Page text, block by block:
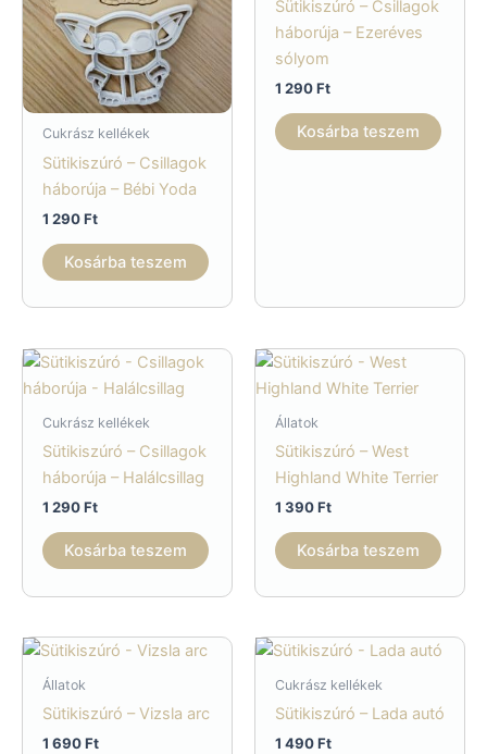
Cukrász kellékek
Sütikiszúró – Csillagok
háborúja – Bébi Yoda
1 290Ft
Kosárba teszem
Sütikiszúró – Csillagok
háborúja – Ezeréves
sólyom
1 290Ft
Kosárba teszem
Cukrász kellékek
Sütikiszúró – Csillagok
háborúja – Halálcsillag
1 290Ft
Kosárba teszem
Állatok
Sütikiszúró – West
Highland White Terrier
1 390Ft
Kosárba teszem
Állatok
Sütikiszúró – Vizsla arc
1 690Ft
Cukrász kellékek
Sütikiszúró – Lada autó
1 490Ft